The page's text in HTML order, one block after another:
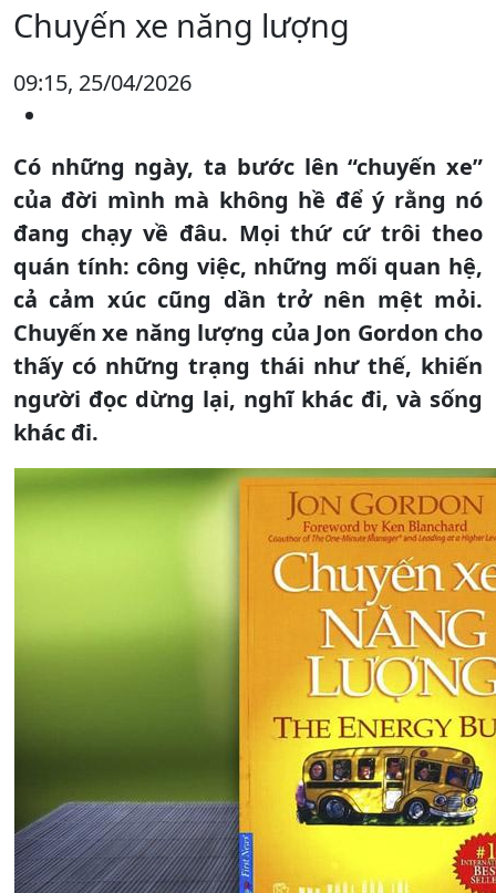
Chuyến xe năng lượng
09:15, 25/04/2026
Có những ngày, ta bước lên “chuyến xe”
của đời mình mà không hề để ý rằng nó
đang chạy về đâu. Mọi thứ cứ trôi theo
quán tính: công việc, những mối quan hệ,
cả cảm xúc cũng dần trở nên mệt mỏi.
Chuyến xe năng lượng của Jon Gordon cho
thấy có những trạng thái như thế, khiến
người đọc dừng lại, nghĩ khác đi, và sống
khác đi.